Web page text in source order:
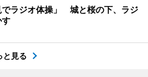
でラジオ体操」 城と桜の下、ラジ
す
と見る